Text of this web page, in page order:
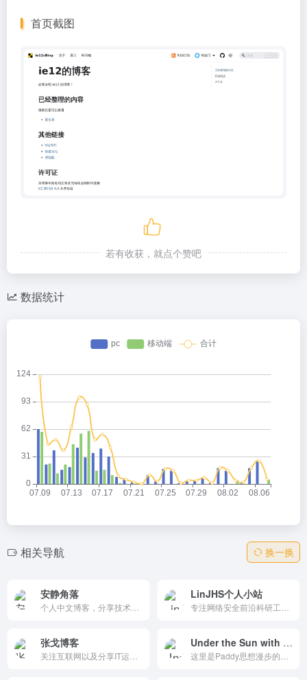
首页截图
若有收获，就点个赞吧
数据统计
相关导航 换一换
安静角落 LinJHS个人小站
张戈博客 Under the Sun with Paddy